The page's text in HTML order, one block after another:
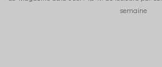
semaine